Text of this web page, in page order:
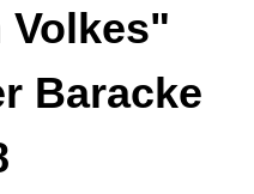
Baracke